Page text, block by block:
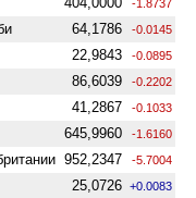
-1.8737
64,1786 -0.0145
22,9843 -0.0895
86,6039 -0.2202
41,2867 -0.1033
645,9960 -1.6160
952,2347 -5.7004
25,0726 +0.0083